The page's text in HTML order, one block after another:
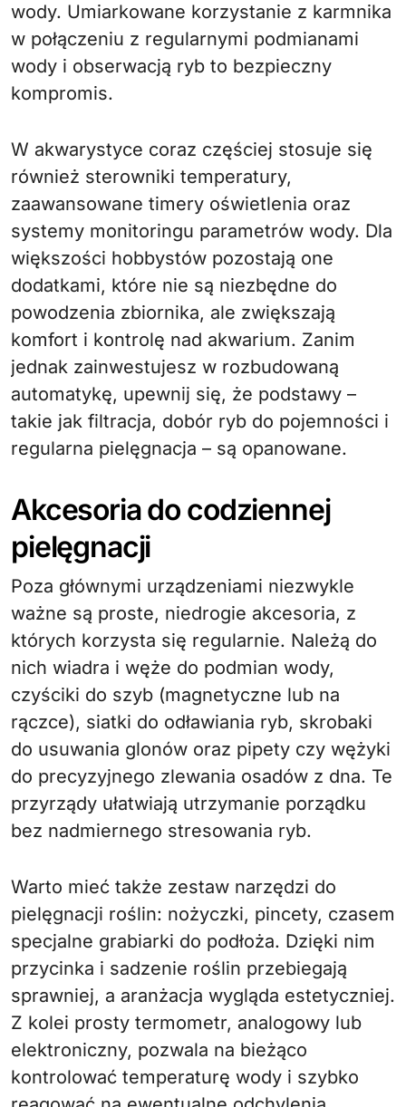
wody. Umiarkowane korzystanie z karmnika
w połączeniu z regularnymi podmianami
wody i obserwacją ryb to bezpieczny
kompromis.
W akwarystyce coraz częściej stosuje się
również sterowniki temperatury,
zaawansowane timery oświetlenia oraz
systemy monitoringu parametrów wody. Dla
większości hobbystów pozostają one
dodatkami, które nie są niezbędne do
powodzenia zbiornika, ale zwiększają
komfort i kontrolę nad akwarium. Zanim
jednak zainwestujesz w rozbudowaną
automatykę, upewnij się, że podstawy –
takie jak filtracja, dobór ryb do pojemności i
regularna pielęgnacja – są opanowane.
Akcesoria do codziennej
pielęgnacji
Poza głównymi urządzeniami niezwykle
ważne są proste, niedrogie akcesoria, z
których korzysta się regularnie. Należą do
nich wiadra i węże do podmian wody,
czyściki do szyb (magnetyczne lub na
rączce), siatki do odławiania ryb, skrobaki
do usuwania glonów oraz pipety czy wężyki
do precyzyjnego zlewania osadów z dna. Te
przyrządy ułatwiają utrzymanie porządku
bez nadmiernego stresowania ryb.
Warto mieć także zestaw narzędzi do
pielęgnacji roślin: nożyczki, pincety, czasem
specjalne grabiarki do podłoża. Dzięki nim
przycinka i sadzenie roślin przebiegają
sprawniej, a aranżacja wygląda estetyczniej.
Z kolei prosty termometr, analogowy lub
elektroniczny, pozwala na bieżąco
kontrolować temperaturę wody i szybko